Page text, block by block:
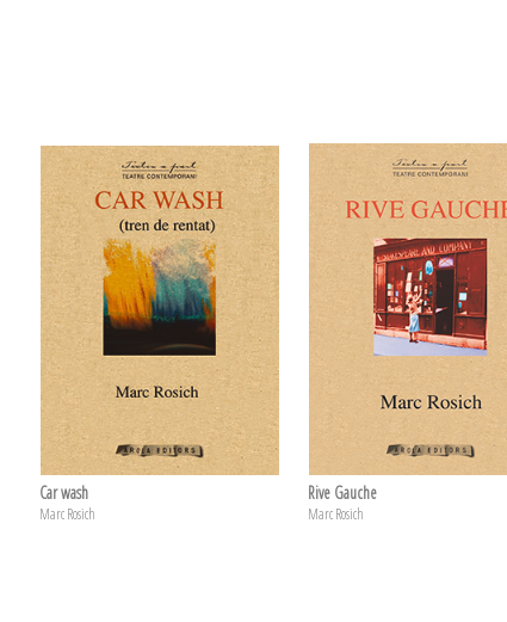
Car wash
Marc Rosich
Rive Gauche
Marc Rosich